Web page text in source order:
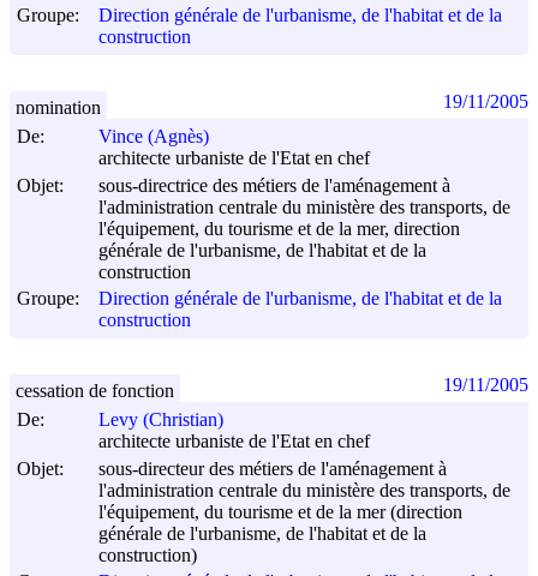
Groupe:
Direction générale de l'urbanisme, de l'habitat et de la
construction
De:
Vince (Agnès)
architecte urbaniste de l'Etat en chef
Objet:
sous-directrice des métiers de l'aménagement à
l'administration centrale du ministère des transports, de
l'équipement, du tourisme et de la mer, direction
générale de l'urbanisme, de l'habitat et de la
construction
Groupe:
Direction générale de l'urbanisme, de l'habitat et de la
construction
nomination 19/11/2005
De:
Levy (Christian)
architecte urbaniste de l'Etat en chef
Objet:
sous-directeur des métiers de l'aménagement à
l'administration centrale du ministère des transports, de
l'équipement, du tourisme et de la mer (direction
générale de l'urbanisme, de l'habitat et de la
construction)
cessation de fonction 19/11/2005